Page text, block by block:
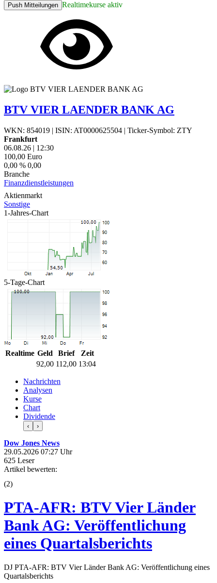
Push Mitteilungen Realtimekurse aktiv
BTV VIER LAENDER BANK AG
WKN: 854019 | ISIN: AT0000625504 | Ticker-Symbol: ZTY
Frankfurt
06.08.26 | 12:30
100,00 Euro
0,00 % 0,00
Branche
Finanzdienstleistungen
Aktienmarkt
Sonstige
1-Jahres-Chart
5-Tage-Chart
Realtime Geld Brief
Zeit
92,00 112,00 13:04
Nachrichten
Analysen
Kurse
Chart
Dividende
‹ ›
Dow Jones News
29.05.2026 07:27 Uhr
625 Leser
Artikel bewerten:
(2)
PTA-AFR: BTV Vier Länder
Bank AG: Veröffentlichung
eines Quartalsberichts
DJ PTA-AFR: BTV Vier Länder Bank AG: Veröffentlichung eines
Quartalsberichts